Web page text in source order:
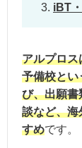
iBT
アルプロス
予備校とい
び、出願書
談など、海
すめです。